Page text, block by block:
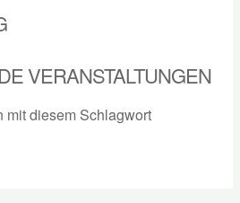
VERANSTALTUNGEN
mit diesem Schlagwort